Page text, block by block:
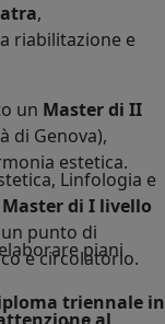
,
riabilitazione e
un Master di II
di Genova),
estetica.
Master di I livello
punto di
e circolatorio.
triennale in
Linfologia e
piani